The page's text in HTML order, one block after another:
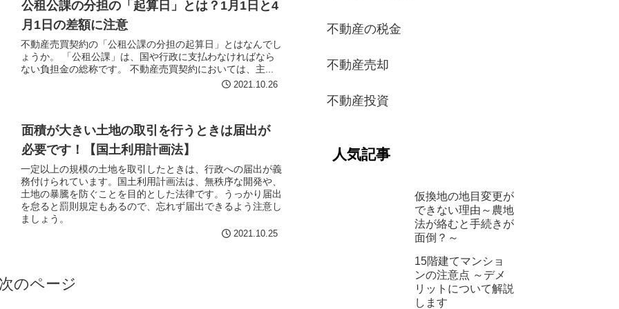
公租公課の分担の「起算日」とは？1月1日と4
月1日の差額に注意
不動産売買契約の「公租公課の分担の起算日」とはなんでし
ょうか。 「公租公課」は、国や行政に支払わなければなら
ない負担金の総称です。 不動産売買契約においては、主...
2021.10.26
面積が大きい土地の取引を行うときは届出が
必要です！【国土利用計画法】
一定以上の規模の土地を取引したときは、行政への届出が義
務付けられています。国土利用計画法は、無秩序な開発や、
土地の暴騰を防ぐことを目的とした法律です。うっかり届出
を怠ると罰則規定もあるので、忘れず届出できるよう注意し
ましょう。
2021.10.25
次のページ
不動産の税金
不動産売却
不動産投資
人気記事
仮換地の地目変更が
できない理由～農地
法が絡むと手続きが
面倒？～
15階建てマンショ
ンの注意点 ～デメ
リットについて解説
します